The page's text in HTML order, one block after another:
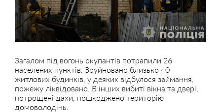
Загалом під вогонь окупантів потрапили 26
населених пунктів. Зруйновано близько 40
житлових будинків, у деяких відбулося займання,
пожежу ліквідовано. В інших вибиті вікна та двері,
потрощені дахи, пошкоджено територію
домоволодінь.